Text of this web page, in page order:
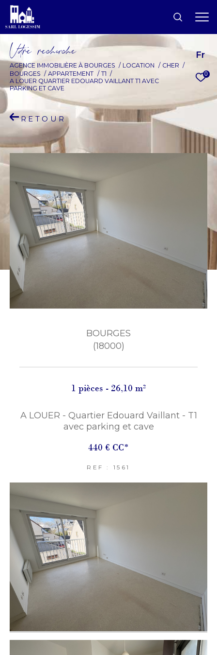
Fr
0
Vore recece
AGENCE IMMOBILIÈRE À BOURGES LOCATION
CHER
BOURGES
APPARTEMENT
T1
A LOUER QUARTIER EDOUARD VAILLANT T1 AVEC
PARKING ET CAVE
RETOUR
BOURGES
(18000)
1 pièces - 26,10 m²
A LOUER - Quartier Edouard Vaillant - T1
avec parking et cave
440 € CC*
REF : 1561